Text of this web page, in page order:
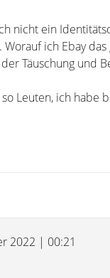
nicht ein
ich Ebay
Täuschung und
Leuten, ich habe
2022 | 00:21